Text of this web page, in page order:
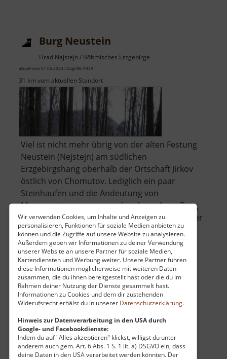
Wir verwenden Cookies, um Inhalte und Anzeigen zu
personalisieren, Funktionen für soziale Medien anbieten zu
können und die Zugriffe auf unsere Website zu analysieren.
Außerdem geben wir Informationen zu deiner Verwendung
unserer Website an unsere Partner für soziale Medien,
Kartendiensten und Werbung weiter. Unsere Partner führen
diese Informationen möglicherweise mit weiteren Daten
zusammen, die du ihnen bereitgestellt hast oder die du im
Rahmen deiner Nutzung der Dienste gesammelt hast.
Informationen zu Cookies und dem dir zustehenden
Widerufsrecht erhälst du in unserer Datenschutzerklärung.
Hinweis zur Datenverarbeitung in den USA durch
Google- und Facebookdienste:
Indem du auf "Alles akzeptieren" klickst, willigst du unter
anderem auch gem. Art. 6 Abs. 1 S. 1 lit. a) DSGVO ein, dass
deine Daten in den USA verarbeitet werden könnten. Der
Burg Neustein
Hrad Najstejn / Böhmisches Erzgebirge
aktuell vom 01.06.2024 / Zugriffe: 9949
31 km vom aktuellen Standort
Viel ist nicht mehr übrig von der alten Festung
Neustein (Nejstejn) am südlichen
Erzgebirgshang oberhalb der Ortschaft Jirkov
östlich von Chomutov. Lediglich ein paar
Steinhaufen und die Andeutung von
Mauerresten zeugen von der ehemaligen Burg
aus dem 12. Jahrhundert. Viele Details aus ihrer
Geschi.. »weiterlesenüber
Burg
Neustein
Burg Pürstein
Hrad Perštejn / Böhmisches Erzgebirge
aktuell vom 01.06.2024 / Zugriffe: 5792
26 km vom aktuellen Standort